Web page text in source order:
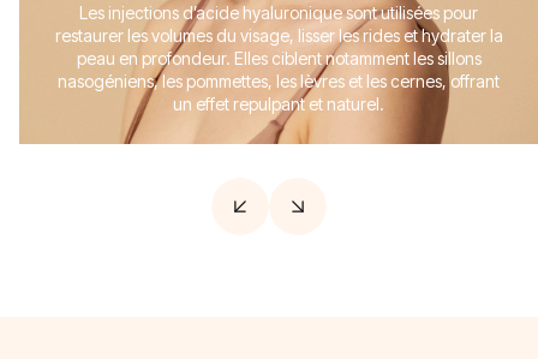
Les injections d’acide hyaluronique sont utilisées pour
restaurer les volumes du visage, lisser les rides et hydrater la
peau en profondeur. Elles ciblent notamment les sillons
nasogéniens, les pommettes, les lèvres et les cernes, offrant
un effet repulpant et naturel.